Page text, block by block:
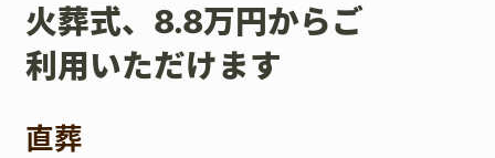
火葬式、8.8万円からご
利用いただけます
直葬